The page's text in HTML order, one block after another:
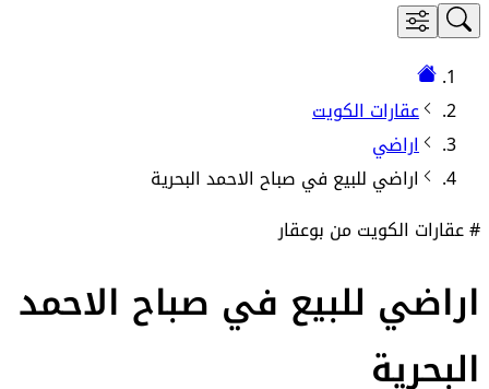
عقارات الكويت
اراضي
اراضي للبيع في صباح الاحمد البحرية
# عقارات الكويت من بوعقار
اراضي للبيع في صباح الاحمد
البحرية